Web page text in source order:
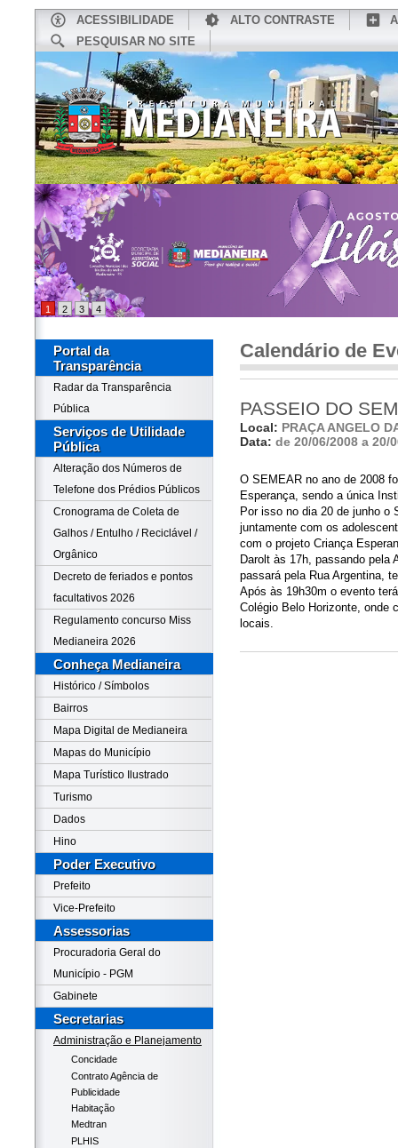
ACESSIBILIDADE ALTO CONTRASTE
PESQUISAR NO SITE
CONHEÇA MEDIANEIRA
1 2 3 4
Portal da
Transparência
Radar da Transparência
Pública
Serviços de Utilidade
Pública
Alteração dos Números de
Telefone dos Prédios Públicos
Cronograma de Coleta de
Galhos / Entulho / Reciclável /
Orgânico
Decreto de feriados e pontos
facultativos 2026
Regulamento concurso Miss
Medianeira 2026
Conheça Medianeira
Histórico / Símbolos
Bairros
Mapa Digital de Medianeira
Mapas do Município
Mapa Turístico Ilustrado
Turismo
Dados
Hino
Poder Executivo
Prefeito
Vice-Prefeito
Assessorias
Procuradoria Geral do
Município - PGM
Gabinete
Secretarias
Administração e Planejamento
Concidade
Contrato Agência de
Publicidade
Habitação
Medtran
PLHIS
Calendário de
PASSEIO DO
Local: PRAÇA ANGELO
Data: de 20/06/2008 a 20/
O SEMEAR no ano de 2008
Esperança, sendo a única
Por isso no dia 20 de junho o
juntamente com os
com o projeto Criança
Darolt às 17h, passando pela
passará pela Rua Argentina,
Após às 19h30m o evento
Colégio Belo Horizonte, onde
locais.